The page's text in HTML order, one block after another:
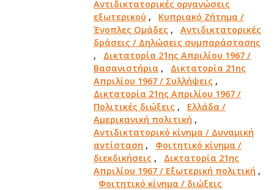
Αντιδικτατορικές οργανώσεις
εξωτερικού , Κυπριακό Ζήτημα /
Ένοπλες Ομάδες , Αντιδικτατορικές
δράσεις / Δηλώσεις συμπαράστασης
, Δικτατορία 21ης Απριλίου 1967 /
Βασανιστήρια , Δικτατορία 21ης
Απριλίου 1967 / Συλλήψεις ,
Δικτατορία 21ης Απριλίου 1967 /
Πολιτικές διώξεις , Ελλάδα /
Αμερικανική πολιτική ,
Αντιδικτατορικό κίνημα / Δυναμική
αντίσταση , Φοιτητικό κίνημα /
διεκδικήσεις , Δικτατορία 21ης
Απριλίου 1967 / Εξωτερική πολιτική ,
Φοιτητικό κίνημα / διώξεις